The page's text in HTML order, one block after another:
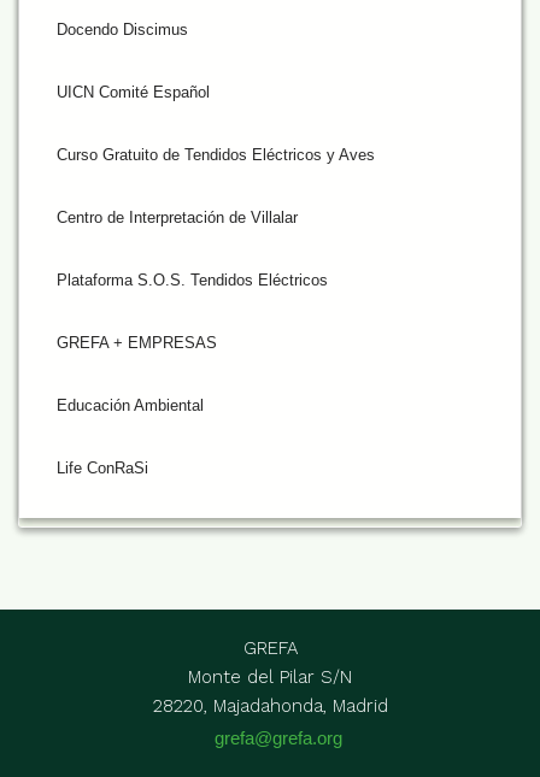
Docendo Discimus
UICN Comité Español
Curso Gratuito de Tendidos Eléctricos y Aves
Centro de Interpretación de Villalar
Plataforma S.O.S. Tendidos Eléctricos
GREFA + EMPRESAS
Educación Ambiental
Life ConRaSi
GREFA
Monte del Pilar S/N
28220, Majadahonda, Madrid
grefa@grefa.org